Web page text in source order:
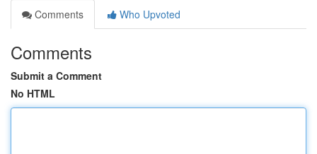
Comments
Who Upvoted
Comments
Submit a Comment
No HTML